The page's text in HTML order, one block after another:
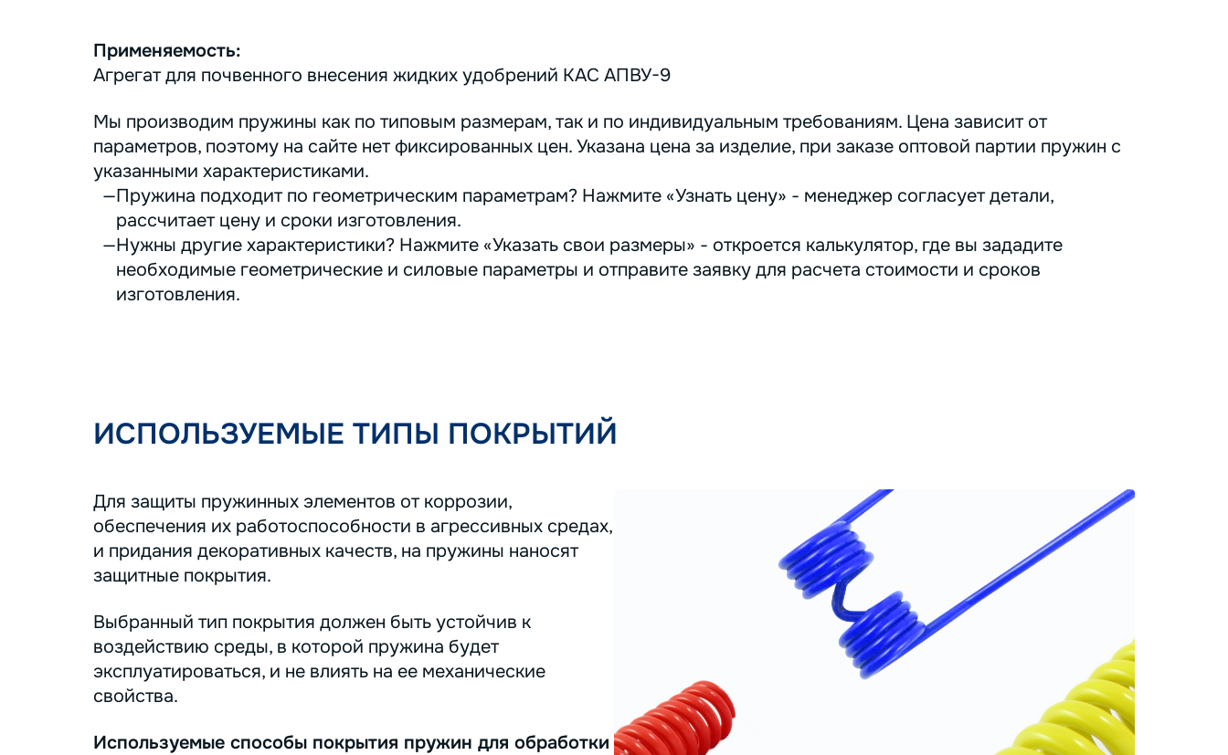
Применяемость:
Агрегат для почвенного внесения жидких удобрений КАС АПВУ-9
Мы производим пружины как по типовым размерам, так и по индивидуальным требованиям. Цена зависит от
параметров, поэтому на сайте нет фиксированных цен. Указана цена за изделие, при заказе оптовой партии пружин с
указанными характеристиками.
Пружина подходит по геометрическим параметрам? Нажмите «Узнать цену» - менеджер согласует детали,
рассчитает цену и сроки изготовления.
Нужны другие характеристики? Нажмите «Указать свои размеры» - откроется калькулятор, где вы зададите
необходимые геометрические и силовые параметры и отправите заявку для расчета стоимости и сроков
изготовления.
ИСПОЛЬЗУЕМЫЕ ТИПЫ ПОКРЫТИЙ
Для защиты пружинных элементов от коррозии,
обеспечения их работоспособности в агрессивных средах,
и придания декоративных качеств, на пружины наносят
защитные покрытия.
Выбранный тип покрытия должен быть устойчив к
воздействию среды, в которой пружина будет
эксплуатироваться, и не влиять на ее механические
свойства.
Используемые способы покрытия пружин для обработки